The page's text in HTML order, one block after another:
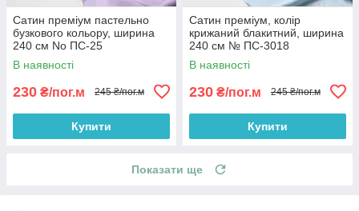
Сатин преміум пастельно
бузкового кольору, ширина
240 см No ПС-25
В наявності
230 ₴/пог.м 245 ₴/пог.м
Купити
Сатин преміум, колір
крижаний блакитний, ширина
240 см № ПС-3018
В наявності
230 ₴/пог.м 245 ₴/пог.м
Купити
Показати ще